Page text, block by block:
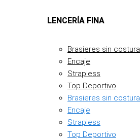
LENCERÍA FINA
Brasieres sin costura
Encaje
Strapless
Top Deportivo
Brasieres sin costura
Encaje
Strapless
Top Deportivo